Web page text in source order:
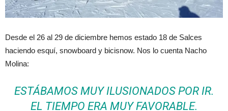
Desde el 26 al 29 de diciembre hemos estado 18 de Salces
haciendo esquí, snowboard y bicisnow. Nos lo cuenta Nacho
Molina:
ESTÁBAMOS MUY ILUSIONADOS POR IR.
EL TIEMPO ERA MUY FAVORABLE.